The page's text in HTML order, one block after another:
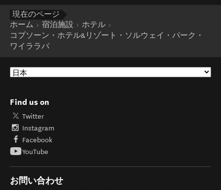
現在のページ
ホーム
宿泊施設
ホテル
コプソーン・ホテル&リゾート・ソルウェイ・パーク・
ワイララパ
Find us on
Twitter
Instagram
Facebook
YouTube
お問い合わせ